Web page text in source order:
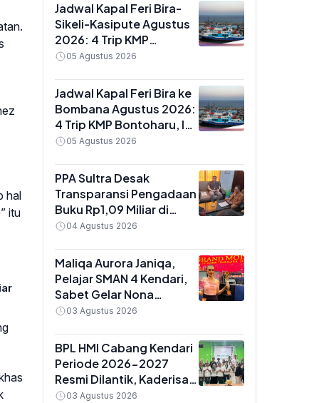
hal
itu
Jadwal Kapal Feri Bira-
Sikeli-Kasipute Agustus
2026: 4 Trip KMP
Bontoharu dan Rincian
hingga Kendaraan
Golongan IX
05 Agustus 2026
Jadwal Kapal Feri Bira ke
Bombana Agustus 2026:
4 Trip KMP Bontoharu, Ini
Rincian Harga Tiket
Golongan IX
05 Agustus 2026
PPA Sultra Desak
Transparansi Pengadaan
Buku Rp1,09 Miliar di
Konawe, Plt Kadis Dikbud
Paket Anggaran
04 Agustus 2026
Maliqa Aurora Janiqa,
Pelajar SMAN 4 Kendari,
Sabet Gelar Nona
Indonesia Sultra 2026
Yogyakarta
03 Agustus 2026
BPL HMI Cabang Kendari
Periode 2026-2027
Resmi Dilantik, Kaderisasi
Jadi Prioritas Utama
03 Agustus 2026